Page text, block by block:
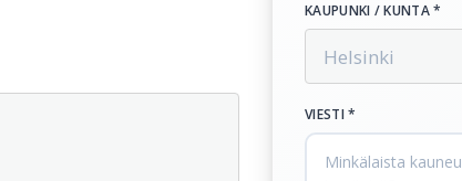
KAUPUNKI / KUNTA *
VIESTI *